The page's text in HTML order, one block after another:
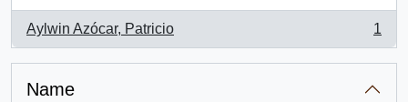
Aylwin Azócar, Patricio
, 1 results
1
Name